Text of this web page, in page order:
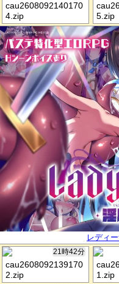
cau2608092140170
4.zip
5.zip
レディ
21時42分
cau2608092139170
2.zip
1.zip